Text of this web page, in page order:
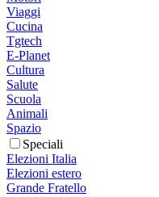
Viaggi
Cucina
Tgtech
E-Planet
Cultura
Salute
Scuola
Animali
Spazio
Speciali
Elezioni Italia
Elezioni estero
Grande Fratello